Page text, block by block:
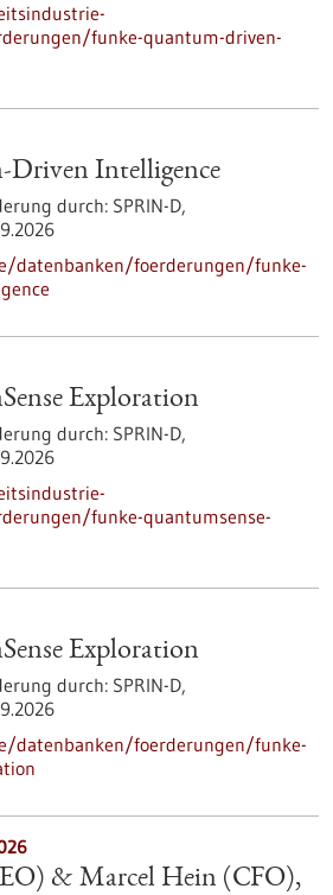
funke-quantum-driven-
Intelligence
durch: SPRIN-D,
datenbanken/foerderungen/funke-
Exploration
durch: SPRIN-D,
funke-quantumsense-
Exploration
durch: SPRIN-D,
datenbanken/foerderungen/funke-
& Marcel Hein (CFO),